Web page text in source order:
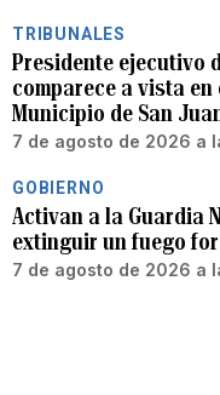
TRIBUNALES
Presidente ejecutivo
comparece a vista en
Municipio de San
7 de agosto de 2026 a
GOBIERNO
Activan a la Guardia
extinguir un fuego
7 de agosto de 2026 a